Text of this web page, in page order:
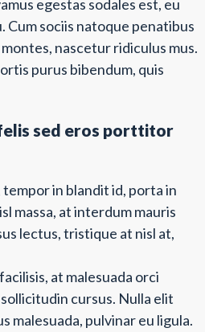
egestas sodales est, eu
Cum sociis natoque penatibus
nascetur ridiculus mus.
purus bibendum, quis
sed eros porttitor
in blandit id, porta in
massa, at interdum mauris
lectus, tristique at nisl at,
at malesuada orci
cursus. Nulla elit
malesuada, pulvinar eu ligula.